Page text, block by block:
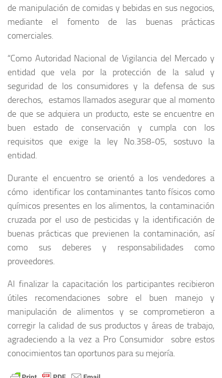
de manipulación de comidas y bebidas en sus negocios,
mediante el fomento de las buenas prácticas
comerciales.
“Como Autoridad Nacional de Vigilancia del Mercado y
entidad que vela por la protección de la salud y
seguridad de los consumidores y la defensa de sus
derechos, estamos llamados asegurar que al momento
de que se adquiera un producto, este se encuentre en
buen estado de conservación y cumpla con los
requisitos que exige la ley No.358-05, sostuvo la
entidad.
Durante el encuentro se orientó a los vendedores a
cómo identificar los contaminantes tanto físicos como
químicos presentes en los alimentos, la contaminación
cruzada por el uso de pesticidas y la identificación de
buenas prácticas que previenen la contaminación, así
como sus deberes y responsabilidades como
proveedores.
Al finalizar la capacitación los participantes recibieron
útiles recomendaciones sobre el buen manejo y
manipulación de alimentos y se comprometieron a
corregir la calidad de sus productos y áreas de trabajo,
agradeciendo a la vez a Pro Consumidor sobre estos
conocimientos tan oportunos para su mejoría.